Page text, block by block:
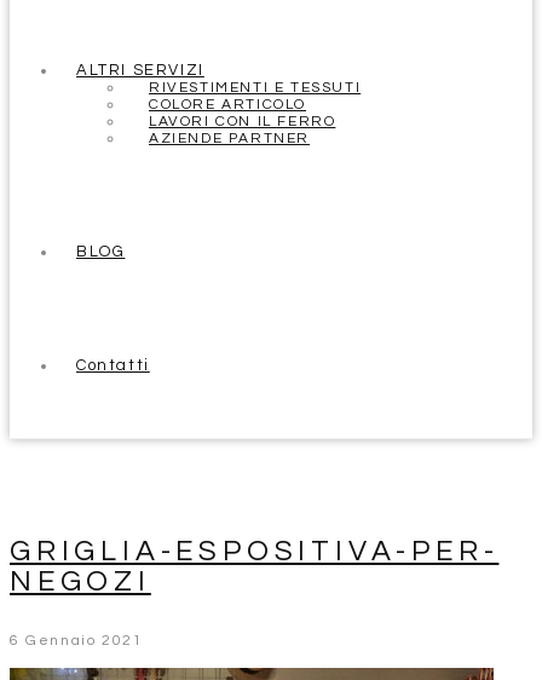
ALTRI SERVIZI
RIVESTIMENTI E TESSUTI
COLORE ARTICOLO
LAVORI CON IL FERRO
AZIENDE PARTNER
BLOG
Contatti
GRIGLIA-ESPOSITIVA-PER-
NEGOZI
6 Gennaio 2021